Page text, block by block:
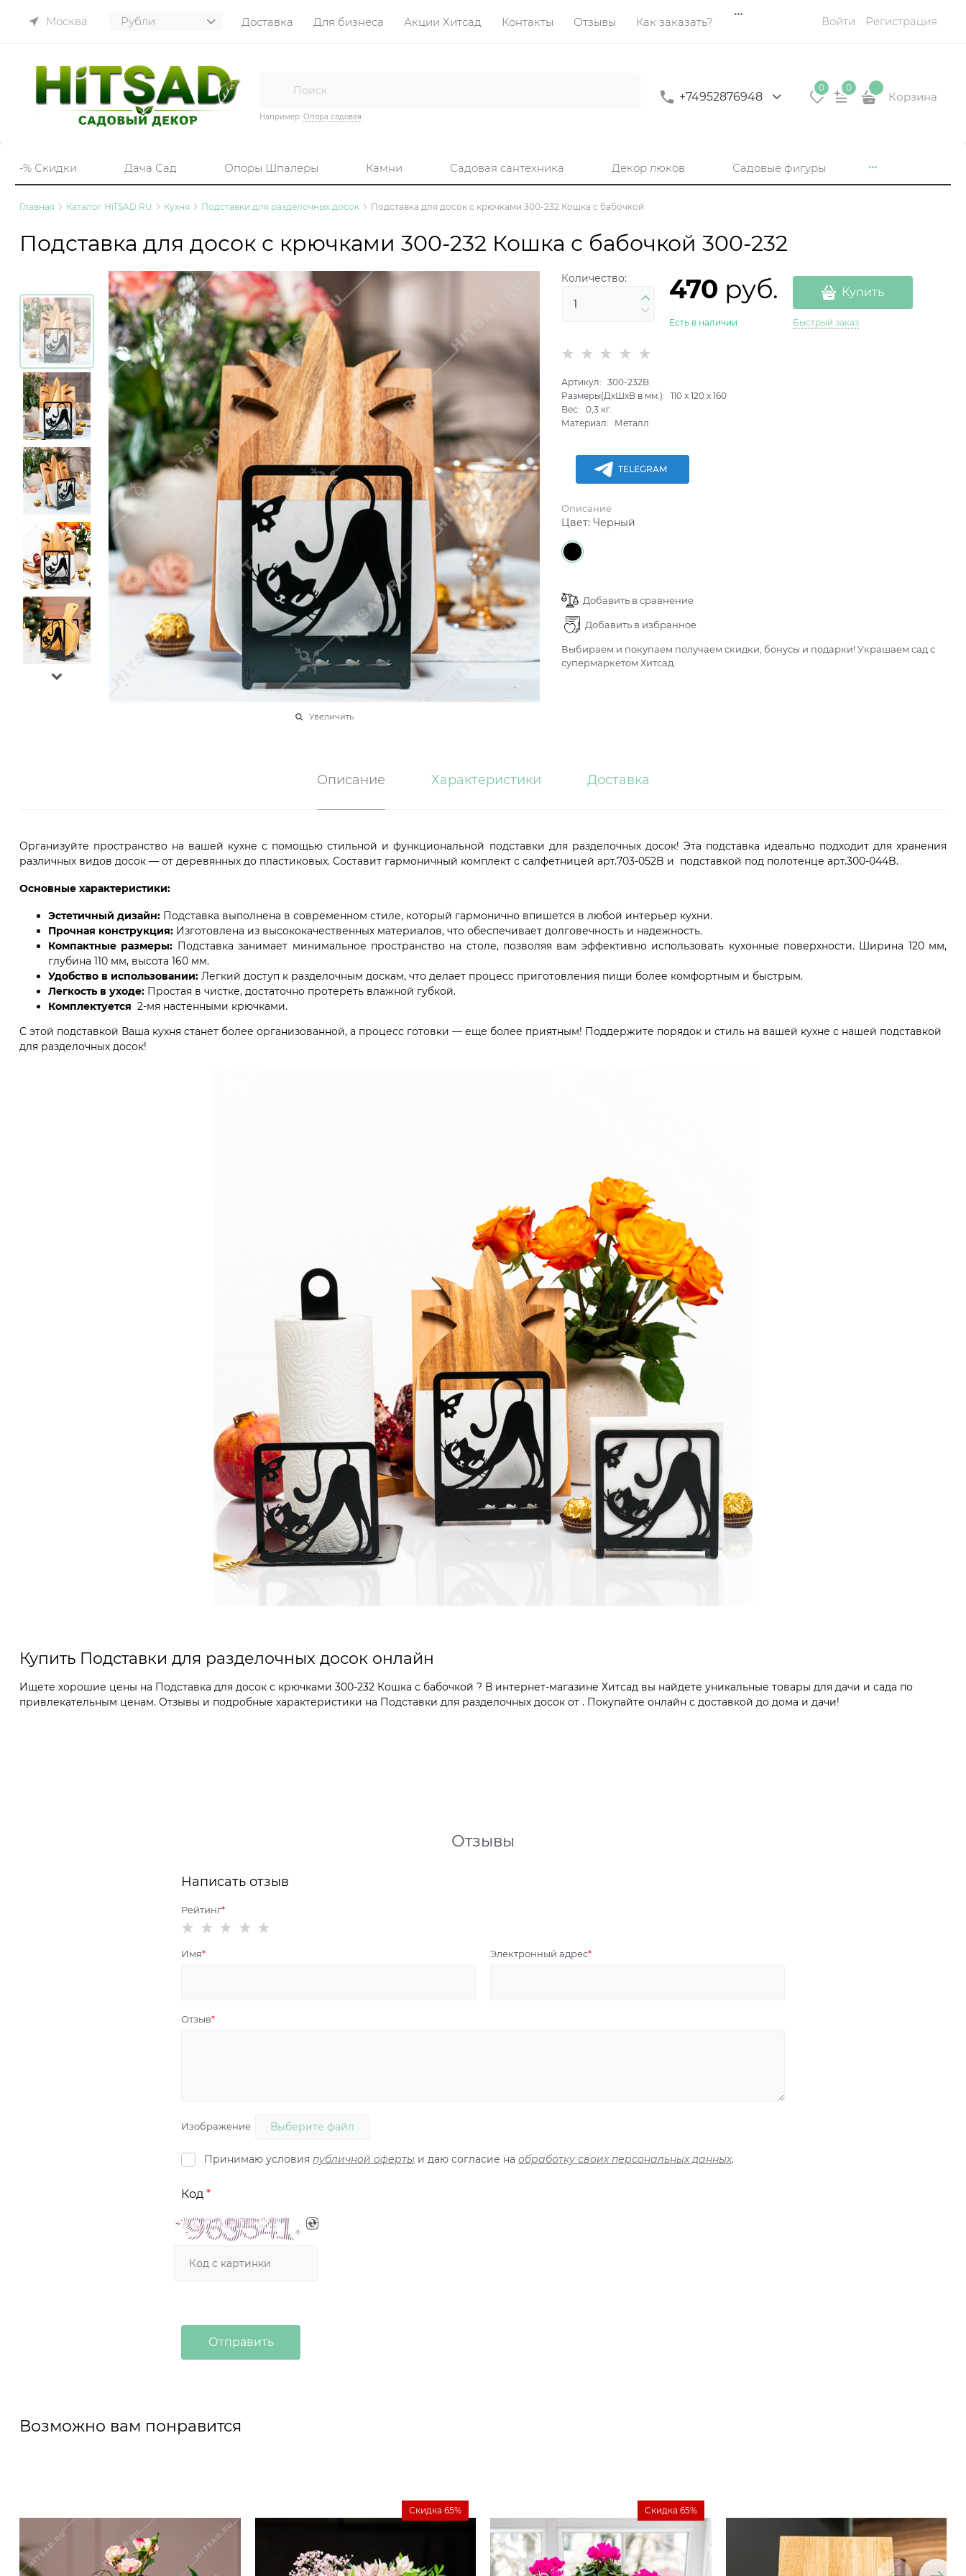
Москва Доставка Для бизнеса Акции Хитсад Контакты Отзывы Как заказать? Войти Регистрация
Например: Опора садовая
+74952876948
0 0
Корзина
-% Скидки Дача Сад Опоры Шпалеры Камни Садовая сантехника Декор люков Садовые фигуры
Главная Каталог HiTSAD.RU Кухня Подставки для разделочных досок Подставка для досок с крючками 300-232 Кошка с бабочкой
Подставка для досок с крючками 300-232 Кошка с бабочкой 300-232
Увеличить
Количество: 470 руб.
Есть в наличии
Купить
Быстрый заказ
Артикул:
300-232B
Размеры(ДхШхВ в мм.):
110 x120 x160
Вес:
0,3 кг.
Материал:
Металл
TELEGRAM
Описание
Цвет:Черный
Добавить в сравнение
Добавить в избранное
Выбираем и покупаем получаем скидки, бонусы и подарки! Украшаем сад с
супермаркетом Хитсад.
Описание Характеристики Доставка
Организуйте пространство на вашей кухне с помощью стильной и функциональной подставки для разделочных досок! Эта подставка идеально подходит для хранения
различных видов досок — от деревянных до пластиковых. Составит гармоничный комплект с салфетницей арт.703-052B и подставкой под полотенце арт.300-044B.
Основные характеристики:
Эстетичный дизайн: Подставка выполнена в современном стиле, который гармонично впишется в любой интерьер кухни.
Прочная конструкция: Изготовлена из высококачественных материалов, что обеспечивает долговечность и надежность.
Компактные размеры: Подставка занимает минимальное пространство на столе, позволяя вам эффективно использовать кухонные поверхности. Ширина 120 мм,
глубина 110 мм, высота 160 мм.
Удобство в использовании: Легкий доступ к разделочным доскам, что делает процесс приготовления пищи более комфортным и быстрым.
Легкость в уходе: Простая в чистке, достаточно протереть влажной губкой.
Комплектуется 2-мя настенными крючками.
С этой подставкой Ваша кухня станет более организованной, а процесс готовки — еще более приятным! Поддержите порядок и стиль на вашей кухне с нашей подставкой
для разделочных досок!
Купить Подставки для разделочных досок онлайн
Ищете хорошие цены на Подставка для досок с крючками 300-232 Кошка с бабочкой ? В интернет-магазине Хитсад вы найдете уникальные товары для дачи и сада по
привлекательным ценам. Отзывы и подробные характеристики на Подставки для разделочных досок от . Покупайте онлайн с доставкой до дома и дачи!
Отзывы
Написать отзыв
Рейтинг
Имя Электронный адрес
Отзыв
Изображение Выберите файл
Принимаю условия публичной оферты и даю согласие на обработку своих персональных данных.
Код
Возможно вам понравится
Скидка 65% Скидка 65%